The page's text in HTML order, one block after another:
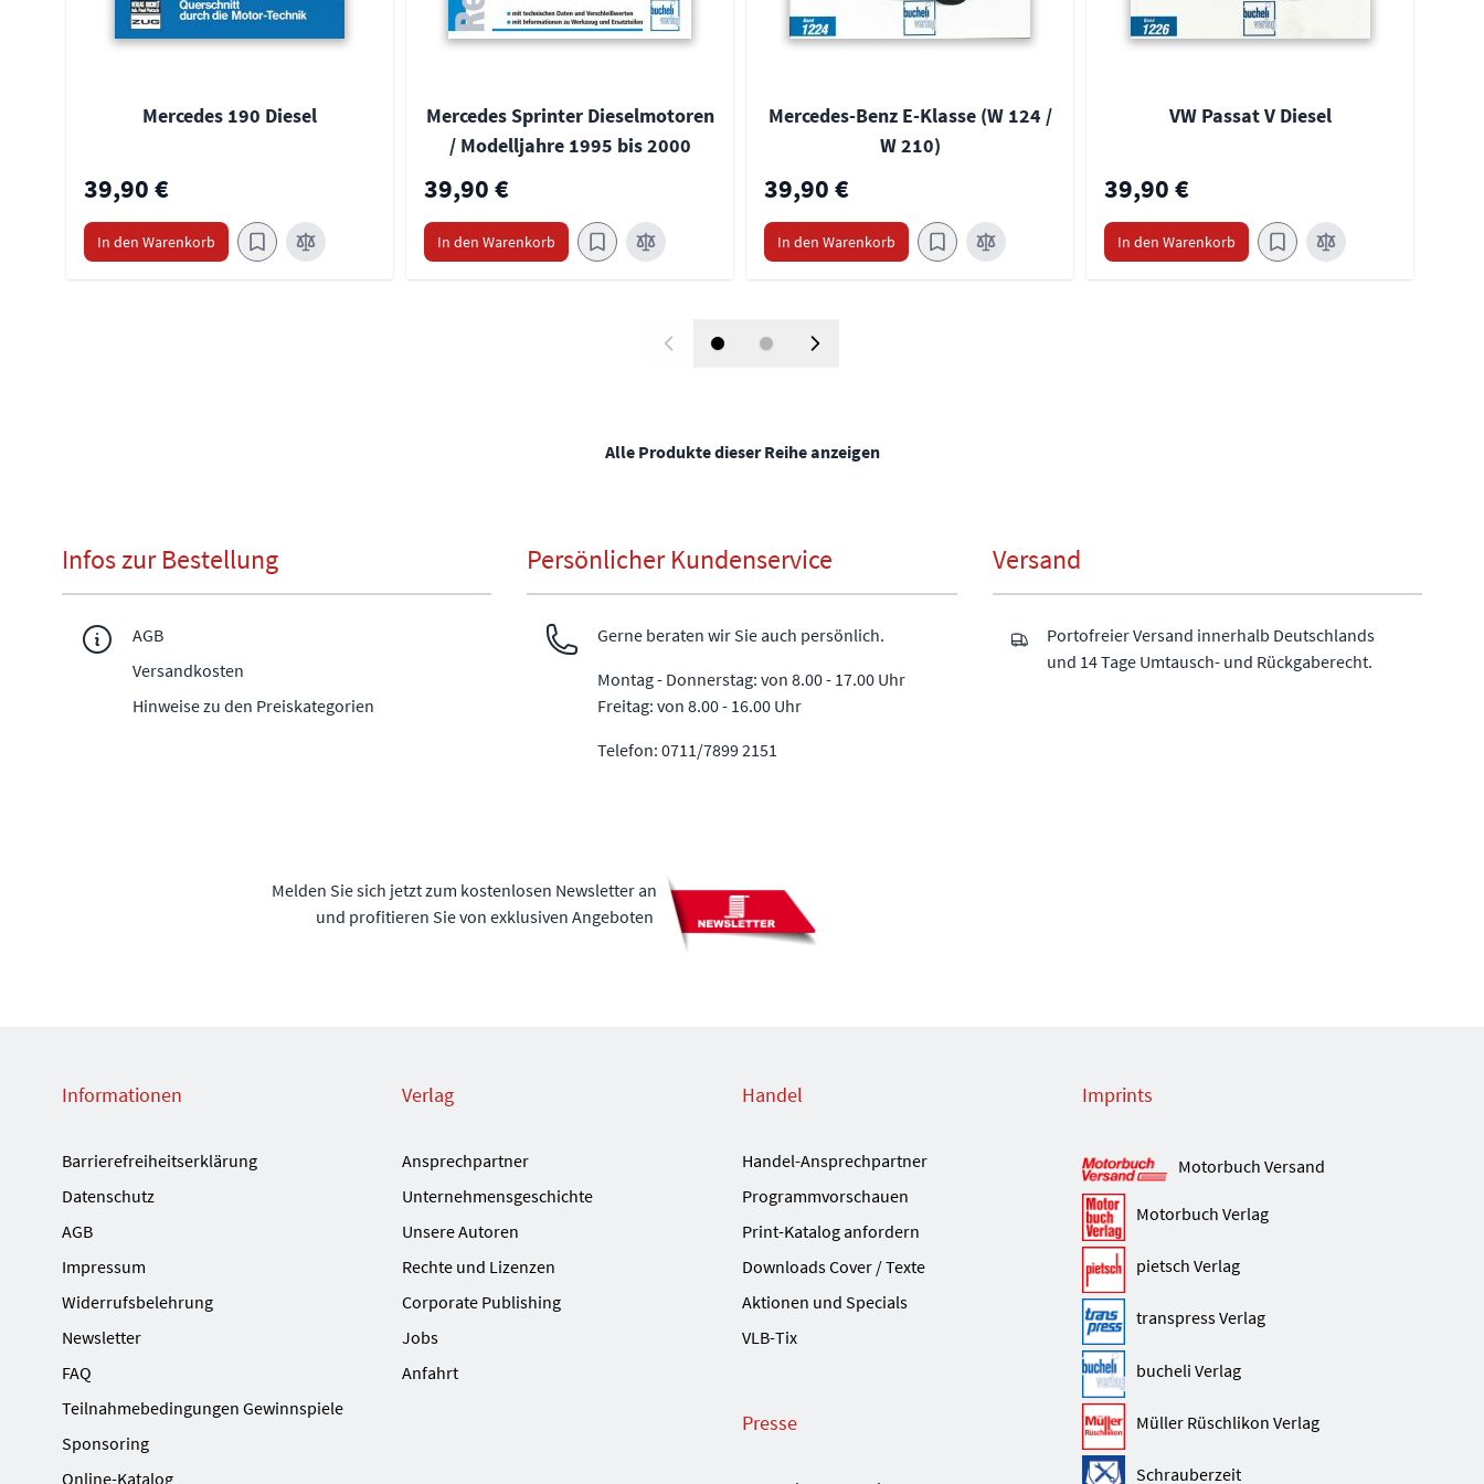
Mercedes 190 Diesel
39,90 €
In den Warenkorb
Mercedes Sprinter Dieselmotoren
/ Modelljahre 1995 bis 2000
39,90 €
In den Warenkorb
Mercedes-Benz E-Klasse (W 124 /
W 210)
39,90 €
In den Warenkorb
VW Passat V Diesel
39,90 €
In den Warenkorb
Alle Produkte dieser Reihe anzeigen
Infos zur Bestellung
AGB
Versandkosten
Hinweise zu den Preiskategorien
Persönlicher Kundenservice
Gerne beraten wir Sie auch persönlich.
Montag - Donnerstag: von 8.00 - 17.00 Uhr
Freitag: von 8.00 - 16.00 Uhr
Telefon: 0711/7899 2151
Versand
Portofreier Versand innerhalb Deutschlands
und 14 Tage Umtausch- und Rückgaberecht.
Melden Sie sich jetzt zum kostenlosen Newsletter an
und profitieren Sie von exklusiven Angeboten
Informationen
Barrierefreiheitserklärung
Datenschutz
AGB
Impressum
Widerrufsbelehrung
Newsletter
FAQ
Teilnahmebedingungen Gewinnspiele
Sponsoring
Online-Katalog
Verlag
Ansprechpartner
Unternehmensgeschichte
Unsere Autoren
Rechte und Lizenzen
Corporate Publishing
Jobs
Anfahrt
Handel
Handel-Ansprechpartner
Programmvorschauen
Print-Katalog anfordern
Downloads Cover / Texte
Aktionen und Specials
VLB-Tix
Presse
Imprints
Motorbuch Versand
Motorbuch Verlag
pietsch Verlag
transpress Verlag
bucheli Verlag
Müller Rüschlikon Verlag
Schrauberzeit